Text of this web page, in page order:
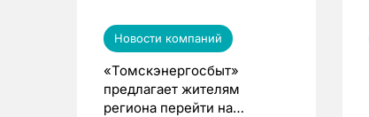
Новости компаний
«Томскэнергосбыт»
предлагает жителям
региона перейти на